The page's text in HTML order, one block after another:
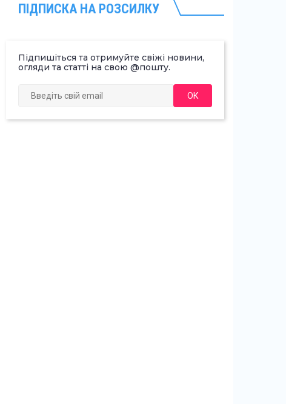
ПІДПИСКА НА РОЗСИЛКУ
Підпишіться та отримуйте свіжі новини,
огляди та статті на свою @пошту.
ОК